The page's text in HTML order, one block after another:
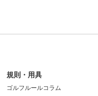
規則・用具
ゴルフルールコラム